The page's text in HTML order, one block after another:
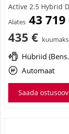
Active 2.5 Hybrid
Alates 43 719
435 €
Hübriid
Automaat
Saada ostusoov